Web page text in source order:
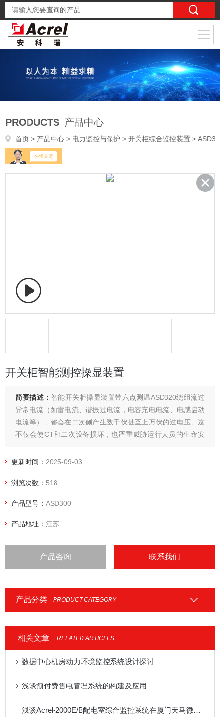
PRODUCTS 产品中心
首页 > 产品中心 > 电力监控与保护 >开关柜综合监控装置 > ASD300开关柜智能测控操显装置
开关柜智能测控操显装置
简要描述： 智能开关柜操显装置带六点测温ASD320绕组流过
异常电流（如雷电流、谐振过电流，电容充电电流、电感启动
电流等），都会在二次侧产生数千伏甚至上万伏的过电压。这
不仅会使CT和二次设备损坏，也严重威胁运行人员的生命安
（简称ACTB），就能够有效防止因电流互感器二次侧异常高
更新时间： 2025-09-03
浏览次数： 518
产品型号：ASD300
产品地址：江苏
产品咨询 联系我们
产品分类 PRODUCT CATEGORY
相关文章 RELATED ARTICLES
数据中心机房动力环境监控系统设计探讨
浅谈预付费售电管理系统的构建及应用
浅谈Acrel-2000E/B配电室综合监控系统在厦门天马微电子配电室中的应用